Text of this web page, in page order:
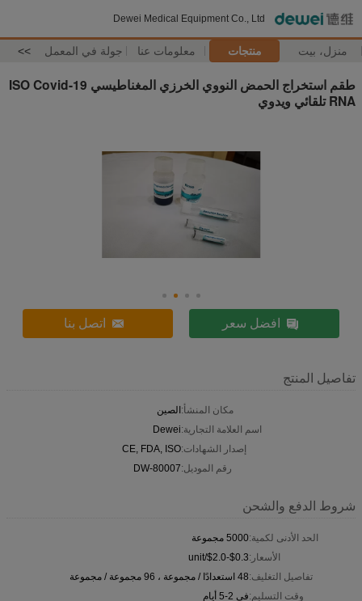
Dewei Medical Equipment Co., Ltd
منزل، بيت منتجات معلومات عنا جولة في المعمل >>
طقم استخراج الحمض النووي الخرزي المغناطيسي ISO Covid-19
RNA تلقائي ويدوي
افضل سعر اتصل بنا
تفاصيل المنتج
مكان المنشأ:الصين
اسم العلامة التجارية:Dewei
إصدار الشهادات:CE, FDA, ISO
رقم الموديل:DW-80007
شروط الدفع والشحن
الحد الأدنى لكمية:5000 مجموعة
الأسعار:$0.3-$2.0/unit
تفاصيل التغليف:48 استعدادًا / مجموعة ، 96 مجموعة / مجموعة
وقت التسليم:في 2-5 أيام